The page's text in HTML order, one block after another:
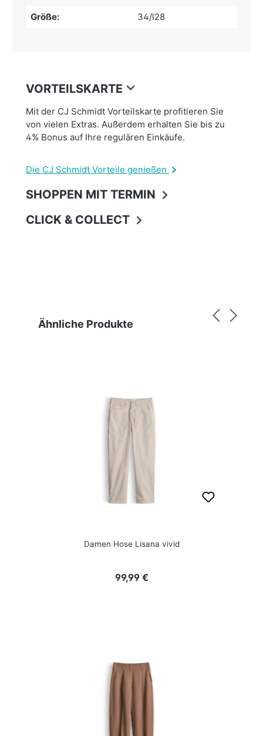
Größe: 34/l28
VORTEILSKARTE
Mit der CJ Schmidt Vorteilskarte profitieren Sie
von vielen Extras. Außerdem erhalten Sie bis zu
4% Bonus auf Ihre regulären Einkäufe.
Die CJ Schmidt Vorteile genießen
SHOPPEN MIT TERMIN
CLICK & COLLECT
Produktgalerie überspringen
Ähnliche Produkte
Damen Hose Lisana vivid
Regulärer Preis:
99,99 €